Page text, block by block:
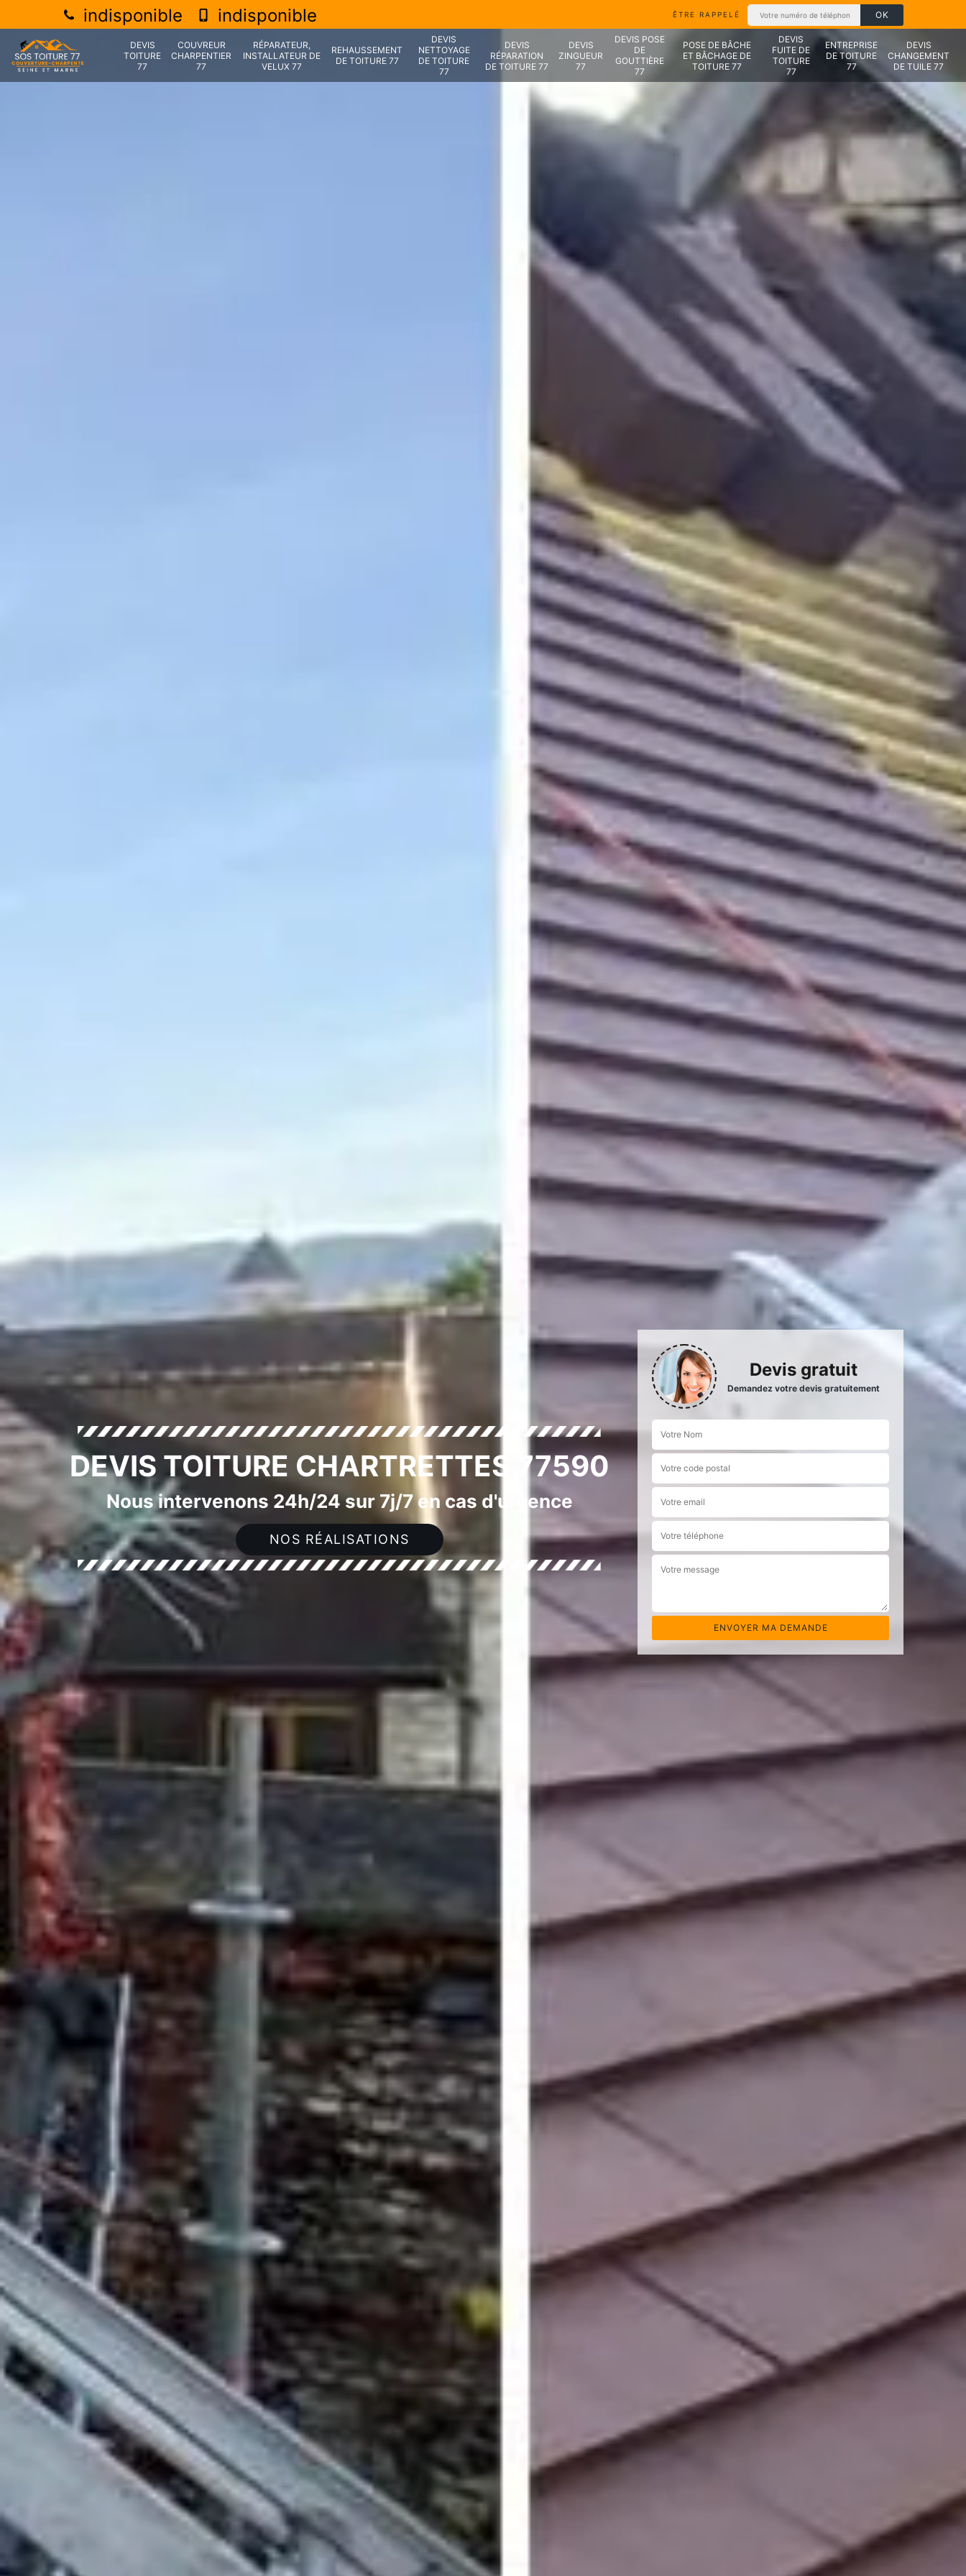
indisponible indisponible ÊTRE RAPPELÉ
DEVIS
TOITURE
77
COUVREUR
CHARPENTIER
77
RÉPARATEUR,
INSTALLATEUR DE
VELUX 77
REHAUSSEMENT
DE TOITURE 77
DEVIS
NETTOYAGE
DE TOITURE
77
DEVIS
RÉPARATION
DE TOITURE 77
DEVIS
ZINGUEUR
77
DEVIS POSE
DE
GOUTTIÈRE
77
POSE DE BÂCHE
ET BÂCHAGE DE
TOITURE 77
DEVIS
FUITE DE
TOITURE
77
ENTREPRISE
DE TOITURE
77
DEVIS
CHANGEMENT
DE TUILE 77
DEVIS TOITURE CHARTRETTES 77590
Nous intervenons 24h/24 sur 7j/7 en cas d'urgence
NOS RÉALISATIONS
Devis gratuit
Demandez votre devis gratuitement